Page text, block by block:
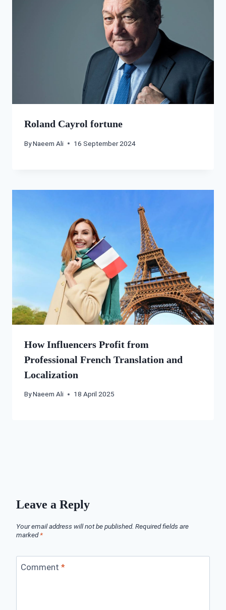
Roland Cayrol fortune
ByNaeem Ali 16 September 2024
How Influencers Profit from
Professional French Translation and
Localization
ByNaeem Ali 18 April 2025
Leave a Reply
Your email address will not be published. Required fields are
marked*
Comment *